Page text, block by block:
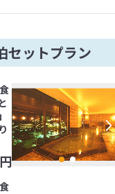
セットプラン
円